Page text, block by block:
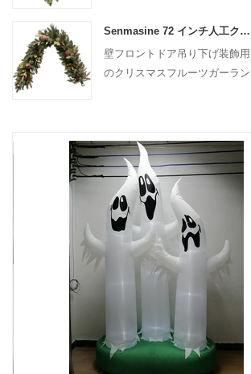
Senmasine 72 インチ人工クリスマスフルーツガーランド階段暖炉吊り下げ装飾用
壁フロントドア吊り下げ装飾用
のクリスマスフルーツガーラン